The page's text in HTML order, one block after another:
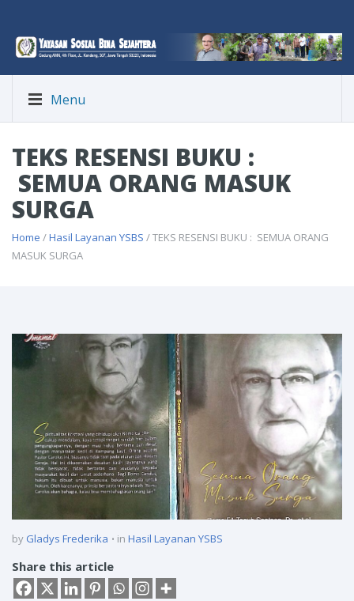
Menu
TEKS RESENSI BUKU :
SEMUA ORANG MASUK
SURGA
Home /Hasil Layanan YSBS / TEKS RESENSI BUKU : SEMUA ORANG
MASUK SURGA
by Gladys Frederika in Hasil Layanan YSBS
Share this article